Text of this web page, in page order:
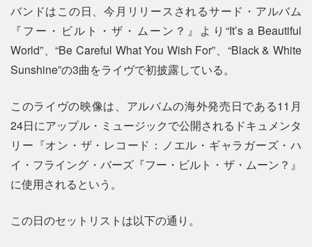
バンドはこの日、今月リリースされるサード・アルバム
『フー・ビルト・ザ・ムーン？』より“It’s a Beautiful
World”、“Be Careful What You Wish For”、“Black & White
Sunshine”の3曲をライヴで初披露している。
このライヴの映像は、アルバムの海外発売日である11月
24日にアップル・ミュージックで公開されるドキュメンタ
リー『オン・ザ・レコード：ノエル・ギャラガーズ・ハ
イ・フライング・バーズ『フー・ビルト・ザ・ムーン？』
に使用されるという。
この日のセットリストは以下の通り。